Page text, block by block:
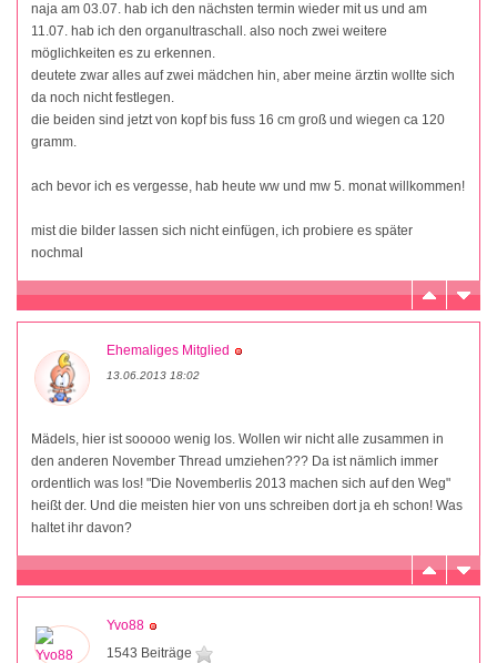
naja am 03.07. hab ich den nächsten termin wieder mit us und am
11.07. hab ich den organultraschall. also noch zwei weitere
möglichkeiten es zu erkennen.
deutete zwar alles auf zwei mädchen hin, aber meine ärztin wollte sich
da noch nicht festlegen.
die beiden sind jetzt von kopf bis fuss 16 cm groß und wiegen ca 120
gramm.
ach bevor ich es vergesse, hab heute ww und mw 5. monat willkommen!
mist die bilder lassen sich nicht einfügen, ich probiere es später
nochmal
Ehemaliges Mitglied
13.06.2013 18:02
Mädels, hier ist sooooo wenig los. Wollen wir nicht alle zusammen in
den anderen November Thread umziehen??? Da ist nämlich immer
ordentlich was los! "Die Novemberlis 2013 machen sich auf den Weg"
heißt der. Und die meisten hier von uns schreiben dort ja eh schon! Was
haltet ihr davon?
Yvo88
1543 Beiträge